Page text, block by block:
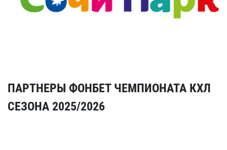
ПАРТНЕРЫ ФОНБЕТ ЧЕМПИОНАТА КХЛ
СЕЗОНА 2025/2026